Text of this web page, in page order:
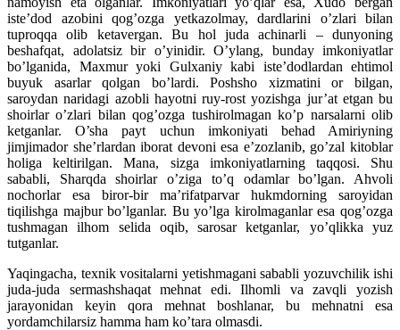
iste’dod azobini qog’ozga yetkazolmay, dardlarini o’zlari bilan
tuproqqa olib ketavergan. Bu hol juda achinarli – dunyoning
beshafqat, adolatsiz bir o’yinidir. O’ylang, bunday imkoniyatlar
bo’lganida, Maxmur yoki Gulxaniy kabi iste’dodlardan ehtimol
buyuk asarlar qolgan bo’lardi. Poshsho xizmatini or bilgan,
saroydan naridagi azobli hayotni ruy-rost yozishga jur’at etgan bu
shoirlar o’zlari bilan qog’ozga tushirolmagan ko’p narsalarni olib
ketganlar. O’sha payt uchun imkoniyati behad Amiriyning
jimjimador she’rlardan iborat devoni esa e’zozlanib, go’zal kitoblar
holiga keltirilgan. Mana, sizga imkoniyatlarning taqqosi. Shu
sababli, Sharqda shoirlar o’ziga to’q odamlar bo’lgan. Ahvoli
nochorlar esa biror-bir ma’rifatparvar hukmdorning saroyidan
tiqilishga majbur bo’lganlar. Bu yo’lga kirolmaganlar esa qog’ozga
tushmagan ilhom selida oqib, sarosar ketganlar, yo’qlikka yuz
tutganlar.
Yaqingacha, texnik vositalarni yetishmagani sababli yozuvchilik ishi
juda-juda sermashshaqat mehnat edi. Ilhomli va zavqli yozish
jarayonidan keyin qora mehnat boshlanar, bu mehnatni esa
yordamchilarsiz hamma ham ko’tara olmasdi.